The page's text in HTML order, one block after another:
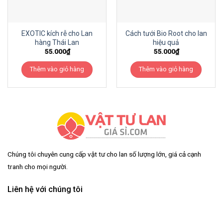
EXOTIC kích rễ cho Lan
hàng Thái Lan
55.000₫
Thêm vào giỏ hàng
Cách tưới Bio Root cho lan
hiệu quả
55.000₫
Thêm vào giỏ hàng
Chúng tôi chuyên cung cấp vật tư cho lan số lượng lớn, giá cả cạnh
tranh cho mọi người.
Liên hệ với chúng tôi